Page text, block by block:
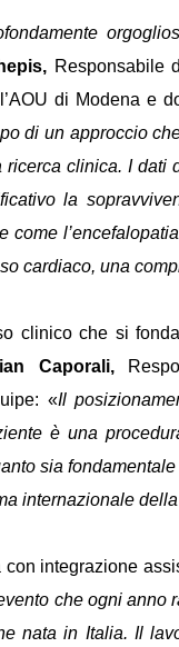
Responsabile
di Modena e
di un approccio
ricerca clinica. I dati
la
come
cardiaco, una
clinico che si
Caporali,
«Il
è una
sia
internazionale
integrazione
che ogni
nata in Italia. Il